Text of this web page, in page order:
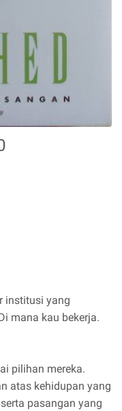
institusi yang
mana kau bekerja.
pilihan mereka.
atas kehidupan yang
pasangan yang